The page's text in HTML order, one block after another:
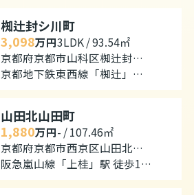
椥辻封シ川町
3,098万円3LDK / 93.54㎡
京都府京都市山科区椥辻封シ川町
京都地下鉄東西線「椥辻」駅 徒歩7分
山田北山田町
1,880万円- / 107.46㎡
京都府京都市西京区山田北山田町
阪急嵐山線「上桂」駅 徒歩15分